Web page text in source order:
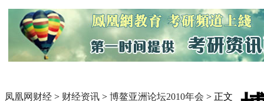
凤凰网财经 > 财经资讯 > 博鳌亚洲论坛2010年会 > 正文